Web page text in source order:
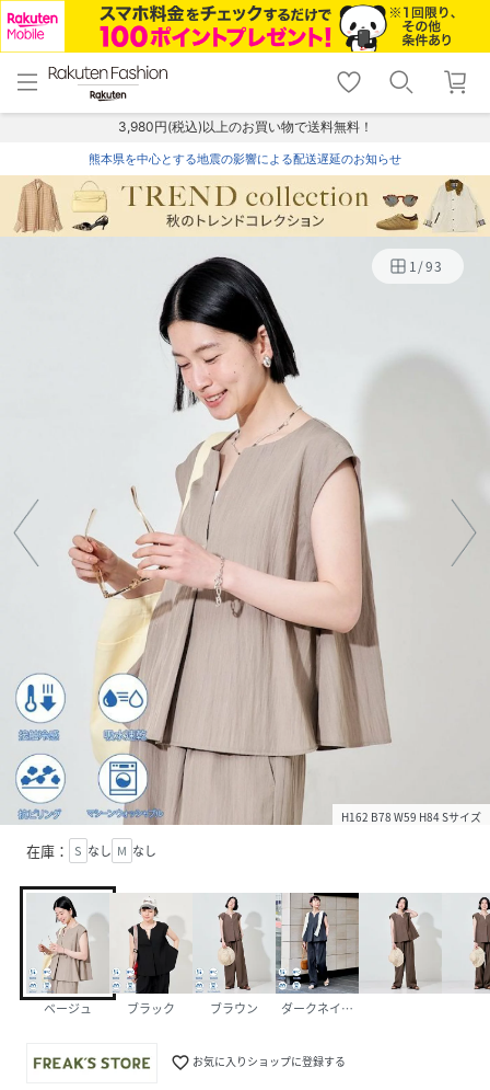
menu home
トップ
shopping_cart lock_outline
ログイン
3,980円(税込)以上のお買い物で送料無料！
熊本県を中心とする地震の影響による配送遅延のお知らせ
1/93
H162 B78 W59 H84 Sサイズ
在庫： S なし M なし
ベージュ ブラック ブラウン ダークネイビー
favorite_border お気に入りショップに登録する